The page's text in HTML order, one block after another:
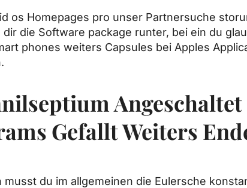
os Homepages pro unser Partnersuche
die Software package runter, bei ein du
phones weiters Capsules bei Apples
Angeschaltet
Gefallt Weiters
du im allgemeinen die Eulersche